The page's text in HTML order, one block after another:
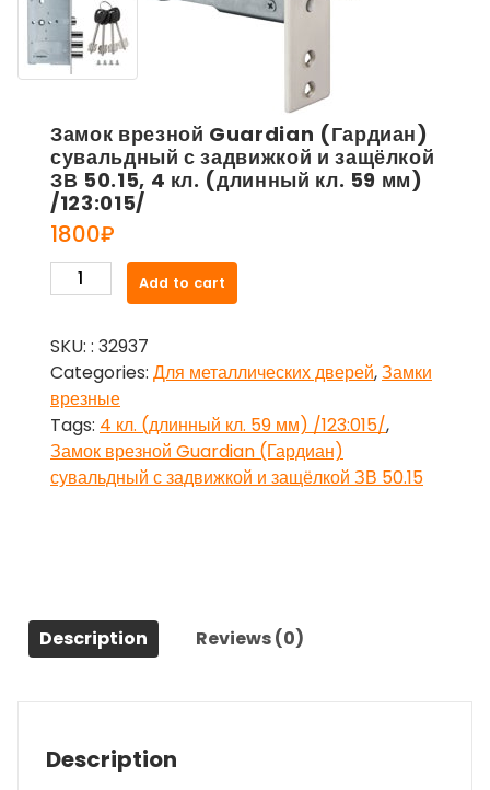
Замок врезной Guardian (Гардиан)
сувальдный с задвижкой и защёлкой
ЗВ 50.15, 4 кл. (длинный кл. 59 мм)
/123:015/
1800₽
Замок
врезной
(Гардиан)
сувальдный
с
задвижкой
и
защёлкой
(длинный
кл.
quantity
Add to cart
SKU: : 32937
Categories: Для металлических дверей,Замки
врезные
Tags: 4 кл. (длинный кл. 59 мм) /123:015/,
Замок врезной Guardian (Гардиан)
сувальдный с задвижкой и защёлкой ЗВ 50.15
Description Reviews (0)
Description